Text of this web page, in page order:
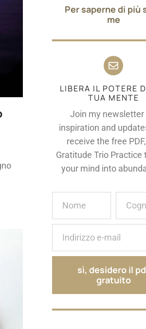
Per saperne di più
me
LIBERA IL POTERE
TUA MENTE
Join my newsletter
inspiration and
receive the free
Gratitude Trio Practice
your mind into
sì, desidero il
gratuito